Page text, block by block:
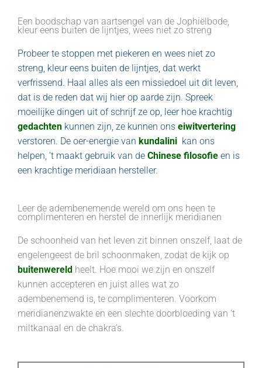
Een boodschap van aartsengel van de Jophiëlbode,
kleur eens buiten de lijntjes, wees niet zo streng
Probeer te stoppen met piekeren en wees niet zo
streng, kleur eens buiten de lijntjes, dat werkt
verfrissend. Haal alles als een missiedoel uit dit leven,
dat is de reden dat wij hier op aarde zijn. Spreek
moeilijke dingen uit of schrijf ze op, leer hoe krachtig
gedachten kunnen zijn, ze kunnen ons eiwitvertering
verstoren. De oer-energie van kundalini kan ons
helpen, ’t maakt gebruik van de Chinese filosofie en is
een krachtige meridiaan hersteller.
Leer de adembenemende wereld om ons heen te
complimenteren en herstel de innerlijk meridianen
De schoonheid van het leven zit binnen onszelf, laat de
engelengeest de bril schoonmaken, zodat de kijk op
buitenwereld heelt. Hoe mooi we zijn en onszelf
kunnen accepteren en juist alles wat zo
adembenemend is, te complimenteren. Voorkom
meridianenzwakte en een slechte doorbloeding van ’t
miltkanaal en de chakra’s.